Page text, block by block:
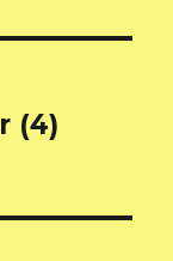
(4)